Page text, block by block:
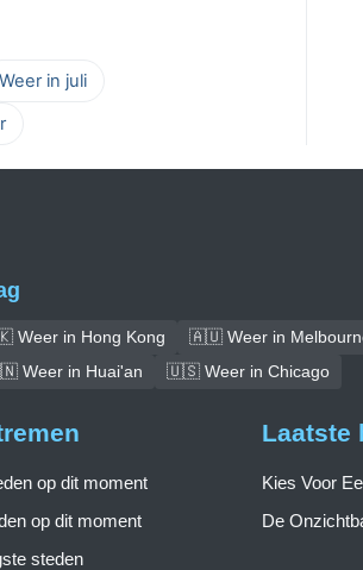
Weer in juli
Weer in Hong Kong 🇦🇺 Weer in
Weer in Huai'an 🇺🇸 Weer in Chicago
op dit moment
op dit moment
steden
Laatste
Kies Voor
De